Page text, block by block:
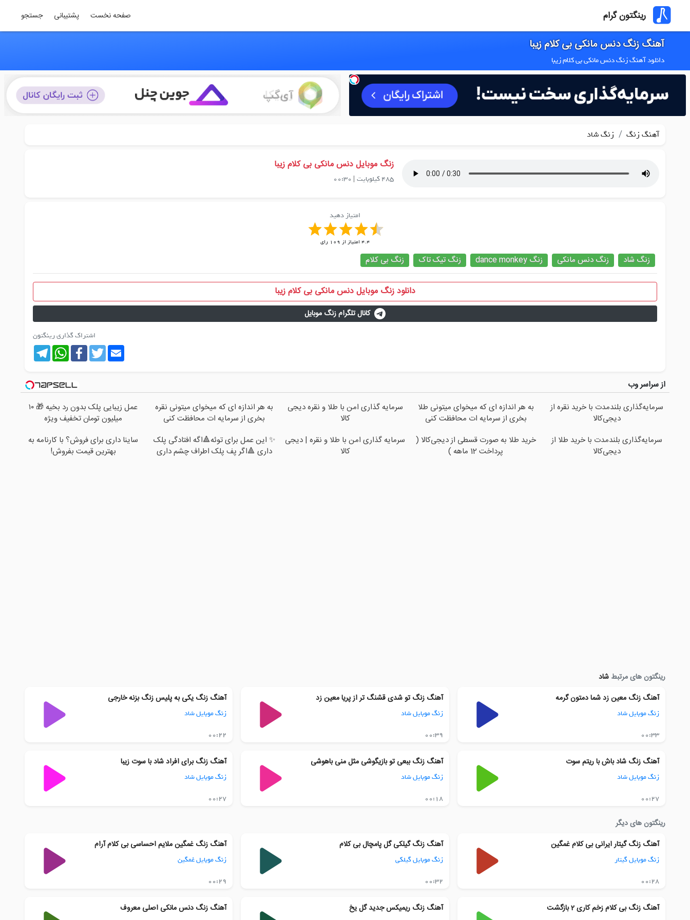
رینگتون گرام صفحه نخست پشتیبانی جستجو
آهنگ زنگ دنس مانکی بی کلام زیبا
دانلود آهنگ زنگ دنس مانکی بی کلام زیبا
آهنگ زنگ / زنگ شاد
زنگ موبایل دنس مانکی بی کلام زیبا
485 کیلوبایت |
00:30
امتیاز دهید
4.4 امتیاز از 109 رای
زنگ شاد زنگ دنس مانکی زنگ dance monkey زنگ تیک تاک زنگ بی کلام
دانلود زنگ موبایل دنس مانکی بی کلام زیبا
کانال تلگرام زنگ موبایل
اشتراک گذاری رینگتون
Telegram
WhatsAppFacebookTwitterEmail
از سراسر وب
سرمایه‌گذاری بلندمدت با خرید نقره از
دیجی‌کالا
به هر اندازه ای که میخوای میتونی طلا
بخری از سرمایه ات محافظت کنی
سرمایه گذاری امن با طلا و نقره دیجی
کالا
به هر اندازه ای که میخوای میتونی نقره
بخری از سرمایه ات محافظت کنی
عمل زیبایی پلک بدون رد بخیه 🎁 ۱۰
میلیون تومان تخفیف ویژه
سرمایه‌گذاری بلندمدت با خرید طلا از
دیجی‌کالا
خرید طلا به صورت قسطی از دیجی‌کالا (
پرداخت 12 ماهه )
سرمایه گذاری امن با طلا و نقره | دیجی
کالا
✨ این عمل برای توئه🔺اگه افتادگی پلک
داری 🔺اگر پف پلک اطراف چشم داری
ساینا داری برای فروش؟ با کارنامه به
بهترین قیمت بفروش!
رینگتون های مرتبط شاد
آهنگ زنگ معین زد شما دمتون گرمه
زنگ موبایل شاد
00:33
آهنگ زنگ تو شدی قشنگ تر از پریا معین زد
زنگ موبایل شاد
00:39
آهنگ زنگ یکی به پلیس زنگ بزنه خارجی
زنگ موبایل شاد
00:22
آهنگ زنگ شاد باش با ریتم سوت
زنگ موبایل شاد
00:27
آهنگ زنگ ببعی تو بازیگوشی مثل منی باهوشی
زنگ موبایل شاد
00:18
آهنگ زنگ برای افراد شاد با سوت زیبا
زنگ موبایل شاد
00:27
رینگتون های دیگر
آهنگ زنگ گیتار ایرانی بی کلام غمگین
زنگ موبایل گیتار
00:28
آهنگ زنگ گیلکی گل پامچال بی کلام
زنگ موبایل گیلکی
00:32
آهنگ زنگ غمگین ملایم احساسی بی کلام آرام
زنگ موبایل غمگین
00:29
آهنگ زنگ بی کلام زخم کاری 2 بازگشت آهنگ زنگ ریمیکس جدید گل یخ آهنگ زنگ دنس مانکی اصلی معروف